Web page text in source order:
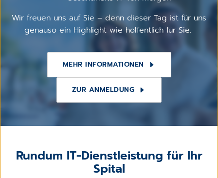
Wir freuen uns auf Sie – denn dieser Tag ist für uns
genauso ein Highlight wie hoffentlich für Sie.
MEHR INFORMATIONEN
ZUR ANMELDUNG
Rundum IT-Dienstleistung für Ihr
Spital